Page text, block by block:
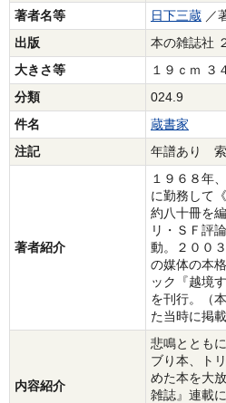
著者名等
日下三蔵 ／
出版
本の雑誌社
大きさ等
１９ｃｍ ３
分類
024.9
件名
蔵書家
注記
年譜あり 索
著者紹介
１９６８年
に勤務して
約八十冊を
リ・ＳＦ評
動。２００
の媒体の本
ック『越境
を刊行。（
た当時に掲
内容紹介
悲鳴ととも
ブり本、ト
めた本を大
雑誌』連載